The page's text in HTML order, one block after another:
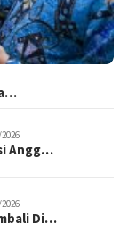
Angg…
Di…